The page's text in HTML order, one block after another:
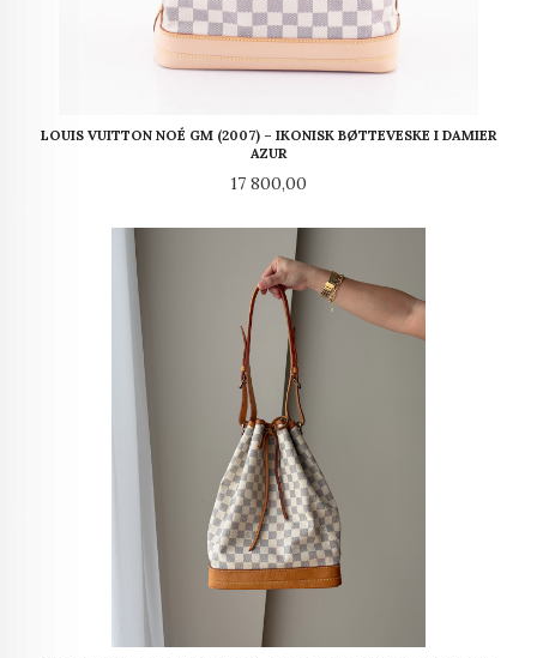
LOUIS VUITTON NOÉ GM (2007) – IKONISK BØTTEVESKE I DAMIER
AZUR
Pris
17 800,00